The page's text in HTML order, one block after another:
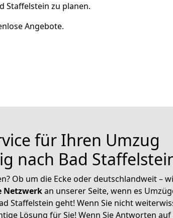
Staffelstein zu planen.
Angebote.
für Ihren Umzug
nach Bad
Ob um die Ecke oder deutschlandweit –
Netzwerkan unserer Seite, wenn es
Staffelstein geht! Wenn Sie nicht
Lösung für Sie! Wenn Sie Antworten